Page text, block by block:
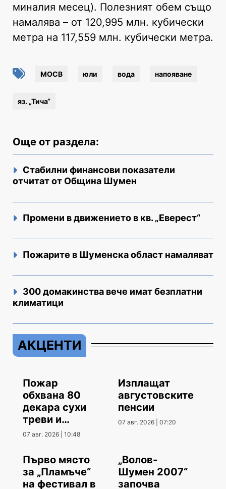
миналия месец). Полезният обем също
намалява – от 120,995 млн. кубически
метра на 117,559 млн. кубически метра.
МОСВ юли вода напояване
яз. „Тича“
Още от раздела:
Стабилни финансови показатели
отчитат от Община Шумен
Промени в движението в кв. „Еверест“
Пожарите в Шуменска област намаляват
300 домакинства вече имат безплатни
климатици
АКЦЕНТИ
Пожар
обхвана 80
декара сухи
треви и
храсти
07 авг. 2026 | 10:48
Изплащат
августовските
пенсии
07 авг. 2026 | 07:20
Първо място
за „Пламъче“
на фестивал в
„Волов-
Шумен 2007“
започва